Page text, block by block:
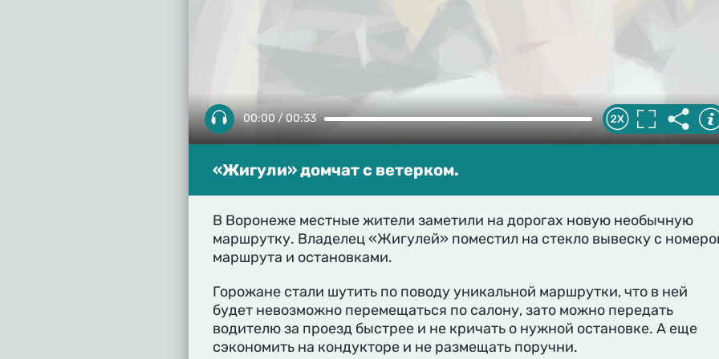
00:00 / 00:33
«Жигули» домчат с ветерком.
В Воронеже местные жители заметили на дорогах новую необычную
маршрутку. Владелец «Жигулей» поместил на стекло вывеску с
маршрута и остановками.
Горожане стали шутить по поводу уникальной маршрутки, что в ней
будет невозможно перемещаться по салону, зато можно передать
водителю за проезд быстрее и не кричать о нужной остановке. А еще
сэкономить на кондукторе и не размещать поручни.